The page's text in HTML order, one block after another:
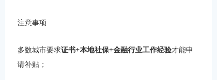
注意事项
多数城市要求证书+本地社保+金融行业工作经验才能申
请补贴；